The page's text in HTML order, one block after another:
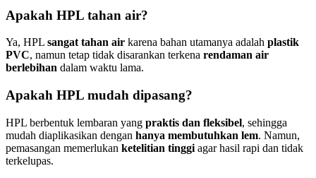
Apakah HPL tahan air?
Ya, HPL sangat tahan air karena bahan utamanya adalah plastik
PVC, namun tetap tidak disarankan terkena rendaman air
berlebihan dalam waktu lama.
Apakah HPL mudah dipasang?
HPL berbentuk lembaran yang praktis dan fleksibel, sehingga
mudah diaplikasikan dengan hanya membutuhkan lem. Namun,
pemasangan memerlukan ketelitian tinggi agar hasil rapi dan tidak
terkelupas.